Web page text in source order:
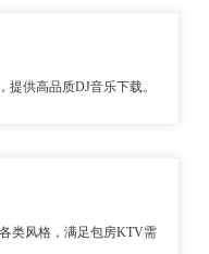
供高品质DJ音乐下载。
类风格，满足包房KTV需